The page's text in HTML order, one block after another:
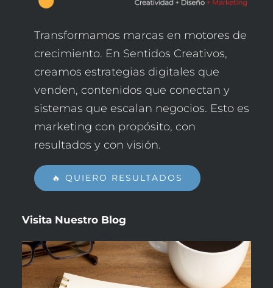
Transformamos marcas en motores de
crecimiento. En Sentidos Creativos,
creamos estrategias digitales que
venden, contenidos que conectan y
sistemas que escalan negocios. Esto es
marketing con propósito, con
resultados y con visión.
🔥 QUIERO RESULTADOS
Visita Nuestro Blog